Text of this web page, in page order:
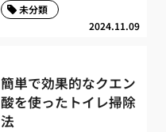
2024.11.09
未分類
簡単で効果的なクエン
酸を使ったトイレ掃除
法